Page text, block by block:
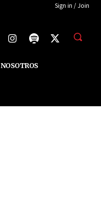
Sign in / Join
NOSOTROS